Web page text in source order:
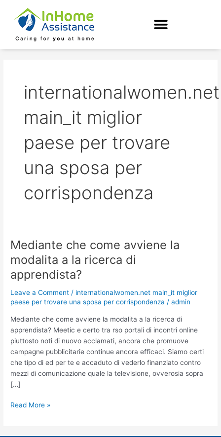
content
internationalwomen.net
main_it miglior
paese per trovare
una sposa per
corrispondenza
Mediante che come avviene la
modalita a la ricerca di
apprendista?
Leave a Comment / internationalwomen.net main_it miglior
paese per trovare una sposa per corrispondenza /admin
Mediante che come avviene la modalita a la ricerca di
apprendista? Meetic e certo tra rso portali di incontri online
piuttosto noti di nuovo acclamati, ancora che promuove
campagne pubblicitarie continue ancora efficaci. Siamo certi
che tipo di ed per te e accaduto di vederlo finanziato contro
mezzi di comunicazione quale la televisione, ovverosia sopra
[…]
Mediante
come
avviene
modalita
a
la
ricerca
di
apprendista?
Read More »